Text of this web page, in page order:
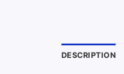
DESCRIPTION